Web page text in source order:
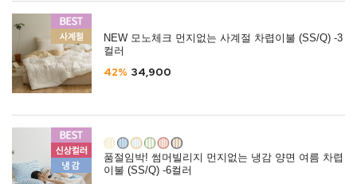
NEW 모노체크 먼지없는 사계절 차렵이불 (SS/Q) -3
컬러
42% 34,900
품절임박! 썸머빌리지 먼지없는 냉감 양면 여름 차렵
이불 (SS/Q) -6컬러